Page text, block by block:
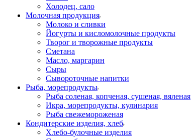
Холодец, сало
Молочная продукция
Молоко и сливки
Йогурты и кисломолочные продукты
Творог и творожные продукты
Сметана
Масло, маргарин
Сыры
Сывороточные напитки
Рыба, морепродукты
Рыба соленая, копченая, сушеная, вяленая
Икра, морепродукты, кулинария
Рыба свежемороженая
Кондитерские изделия, хлеб
Хлебо-булочные изделия